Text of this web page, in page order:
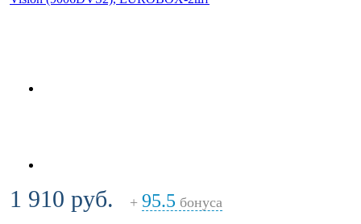
1 910 руб. + 95.5 бонуса